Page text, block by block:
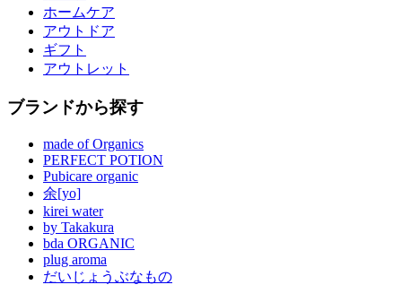
ホームケア
アウトドア
ギフト
アウトレット
ブランドから探す
made of Organics
PERFECT POTION
Pubicare organic
余[yo]
kirei water
by Takakura
bda ORGANIC
plug aroma
だいじょうぶなもの